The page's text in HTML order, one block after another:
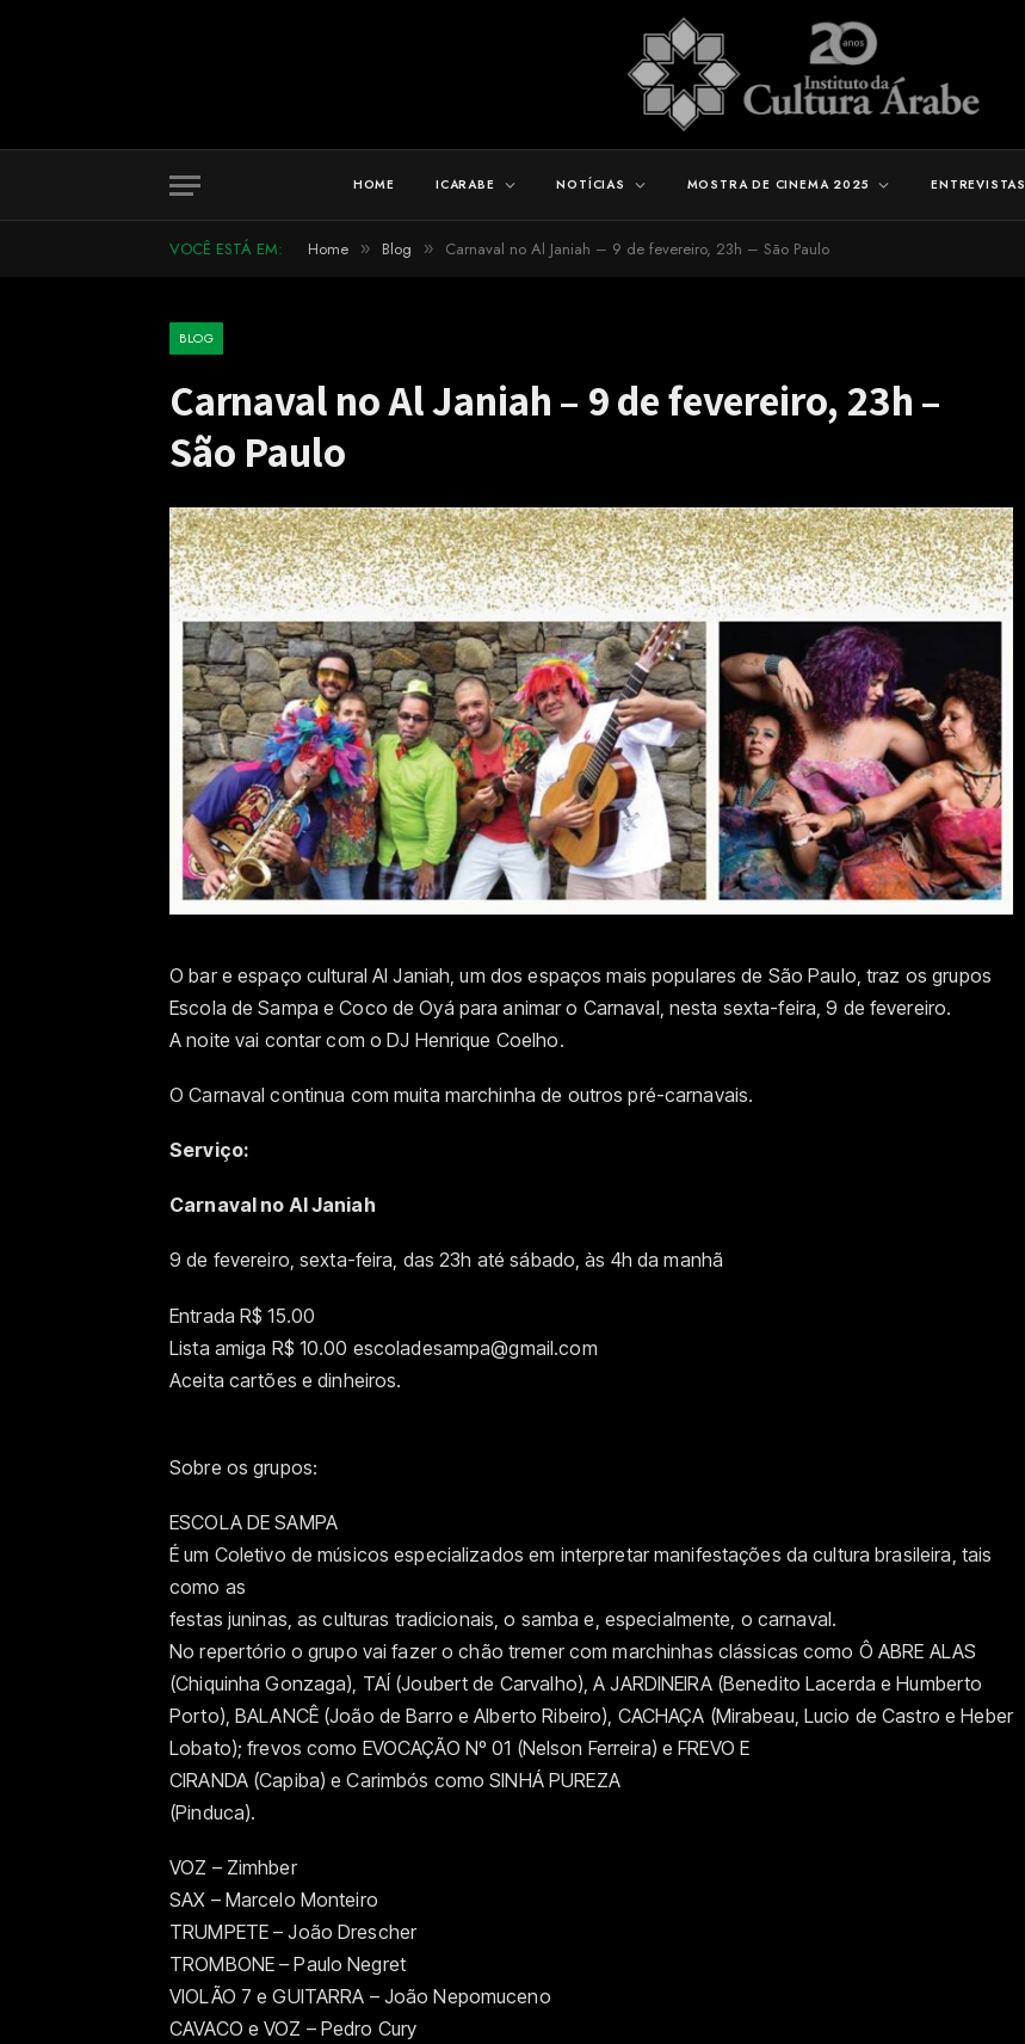
HOME ICARABE NOTÍCIAS MOSTRA DE CINEMA 2025 ENTREVISTAS
VOCÊ ESTÁ EM: Home » Blog » Carnaval no Al Janiah – 9 de fevereiro, 23h – São Paulo
BLOG
Carnaval no Al Janiah – 9 de fevereiro, 23h –
São Paulo
O bar e espaço cultural Al Janiah, um dos espaços mais populares de São Paulo, traz os grupos
Escola de Sampa e Coco de Oyá para animar o Carnaval, nesta sexta-feira, 9 de fevereiro.
A noite vai contar com o DJ Henrique Coelho.
O Carnaval continua com muita marchinha de outros pré-carnavais.
Serviço:
Carnaval no Al Janiah
9 de fevereiro, sexta-feira, das 23h até sábado, às 4h da manhã
Entrada R$ 15.00
Lista amiga R$ 10.00 escoladesampa@gmail.com
Aceita cartões e dinheiros.
Sobre os grupos:
ESCOLA DE SAMPA
É um Coletivo de músicos especializados em interpretar manifestações da cultura brasileira, tais
como as
festas juninas, as culturas tradicionais, o samba e, especialmente, o carnaval.
No repertório o grupo vai fazer o chão tremer com marchinhas clássicas como Ô ABRE ALAS
(Chiquinha Gonzaga), TAÍ (Joubert de Carvalho), A JARDINEIRA (Benedito Lacerda e Humberto
Porto), BALANCÊ (João de Barro e Alberto Ribeiro), CACHAÇA (Mirabeau, Lucio de Castro e Heber
Lobato); frevos como EVOCAÇÃO Nº 01 (Nelson Ferreira) e FREVO E
CIRANDA (Capiba) e Carimbós como SINHÁ PUREZA
(Pinduca).
VOZ – Zimhber
SAX – Marcelo Monteiro
TRUMPETE – João Drescher
TROMBONE – Paulo Negret
VIOLÃO 7 e GUITARRA – João Nepomuceno
CAVACO e VOZ – Pedro Cury